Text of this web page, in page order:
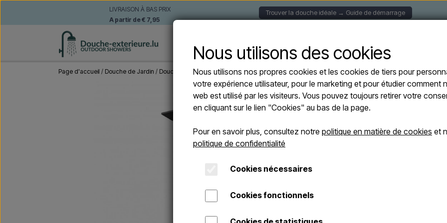
LIVRAISON À BAS PRIX
A partir de € 7,95
Trouver la douche idéale → Guide de démarrage
Page d'accueil Douche de Jardin Douches Solaire CRM WATERMIXER RT - Douche solaire 30 litres
CRM
solaire 30 litres
Blanc, Sans douche
La douche solaire CRM est
Nous utilisons des cookies
Nous utilisons nos propres cookies et les cookies de tiers pour
votre expérience utilisateur, pour le marketing et pour étudier comment
web est utilisé par les visiteurs. Vous pouvez toujours retirer votre
en cliquant sur le lien "Cookies" au bas de la page.
Pour en savoir plus, consultez notre politique en matière de cookies et
politique de confidentialité
Cookies nécessaires
Cookies fonctionnels